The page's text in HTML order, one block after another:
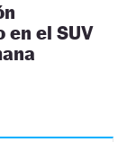
en el SUV